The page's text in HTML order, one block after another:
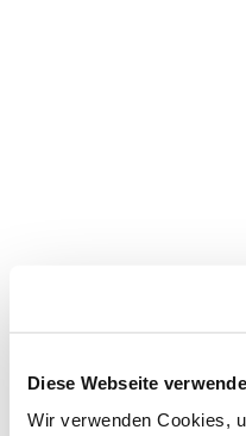
Diese Webseite
Wir verwenden Cookies,